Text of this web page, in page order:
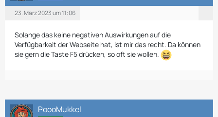
23. März 2023 um 11:06
Solange das keine negativen Auswirkungen auf die
Verfügbarkeit der Webseite hat, ist mir das recht. Da können
sie gern die Taste F5 drücken, so oft sie wollen.
PoooMukkel